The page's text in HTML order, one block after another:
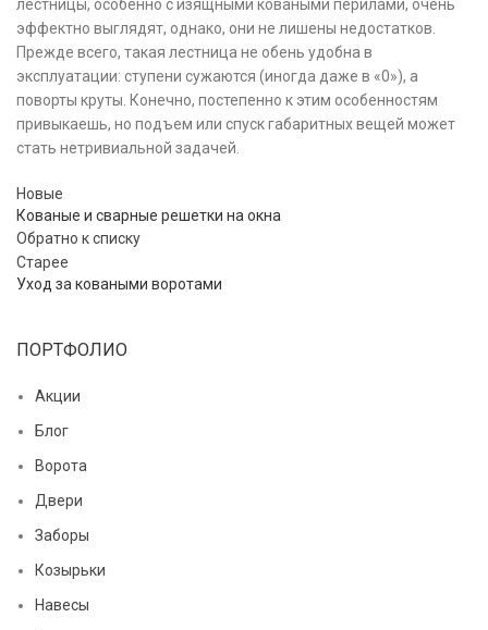
лестницы, особенно с изящными коваными перилами, очень
эффектно выглядят, однако, они не лишены недостатков.
Прежде всего, такая лестница не обень удобна в
эксплуатации: ступени сужаются (иногда даже в «0»), а
поворты круты. Конечно, постепенно к этим особенностям
привыкаешь, но подъем или спуск габаритных вещей может
стать нетривиальной задачей.
Новые
Кованые и сварные решетки на окна
Обратно к списку
Старее
Уход за коваными воротами
ПОРТФОЛИО
Акции
Блог
Ворота
Двери
Заборы
Козырьки
Навесы